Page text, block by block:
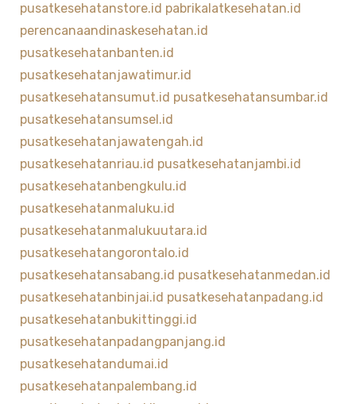
pusatkesehatanstore.id pabrikalatkesehatan.id
perencanaandinaskesehatan.id
pusatkesehatanbanten.id
pusatkesehatanjawatimur.id
pusatkesehatansumut.id pusatkesehatansumbar.id
pusatkesehatansumsel.id
pusatkesehatanjawatengah.id
pusatkesehatanriau.id pusatkesehatanjambi.id
pusatkesehatanbengkulu.id
pusatkesehatanmaluku.id
pusatkesehatanmalukuutara.id
pusatkesehatangorontalo.id
pusatkesehatansabang.id pusatkesehatanmedan.id
pusatkesehatanbinjai.id pusatkesehatanpadang.id
pusatkesehatanbukittinggi.id
pusatkesehatanpadangpanjang.id
pusatkesehatandumai.id
pusatkesehatanpalembang.id